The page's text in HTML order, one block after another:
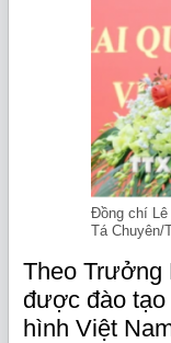
Đồng chí Lê
Tá Chuyên/
Theo Trưởng
được đào
hình Việt